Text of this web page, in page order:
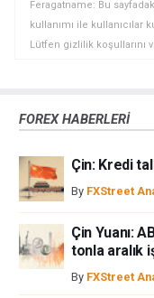
Feragatname: Bu
kullanımı ile kullanıcılar
Lütfen gizlilik koşullarını
bir alan olmayabilir.
iştahınızı dikkatlice
bireysel yazarlara aittir,
etmemektedir. Bilgilerde
bağımsız yazarların
FXStreet’de verilen
veya
ortaklar yada katkıda
FOREX HABERLERİ
Çin: Kredi
By FXStreet
Çin Yuanı:
tonla aralık
By FXStreet